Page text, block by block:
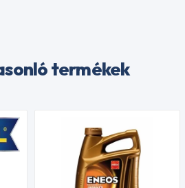
termékek